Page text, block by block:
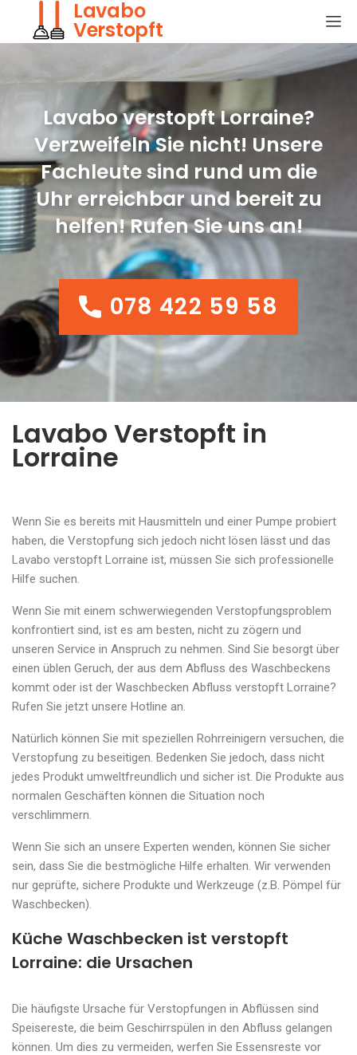
Lavabo
Verstopft
Lavabo verstopft Lorraine?
Verzweifeln Sie nicht! Unsere
Fachleute sind rund um die
Uhr erreichbar und bereit zu
helfen! Rufen Sie uns an!
078 422 59 58
078 422 59 58
Lavabo Verstopft in
Lorraine
Wenn Sie es bereits mit Hausmitteln und einer Pumpe probiert
haben, die Verstopfung sich jedoch nicht lösen lässt und das
Lavabo verstopft Lorraine ist, müssen Sie sich professionelle
Hilfe suchen.
Wenn Sie mit einem schwerwiegenden Verstopfungsproblem
konfrontiert sind, ist es am besten, nicht zu zögern und
unseren Service in Anspruch zu nehmen. Sind Sie besorgt über
einen üblen Geruch, der aus dem Abfluss des Waschbeckens
kommt oder ist der Waschbecken Abfluss verstopft Lorraine?
Rufen Sie jetzt unsere Hotline an.
Natürlich können Sie mit speziellen Rohrreinigern versuchen, die
Verstopfung zu beseitigen. Bedenken Sie jedoch, dass nicht
jedes Produkt umweltfreundlich und sicher ist. Die Produkte aus
normalen Geschäften können die Situation noch
verschlimmern.
Wenn Sie sich an unsere Experten wenden, können Sie sicher
sein, dass Sie die bestmögliche Hilfe erhalten. Wir verwenden
nur geprüfte, sichere Produkte und Werkzeuge (z.B. Pömpel für
Waschbecken).
Küche Waschbecken ist verstopft
Lorraine: die Ursachen
Die häufigste Ursache für Verstopfungen in Abflüssen sind
Speisereste, die beim Geschirrspülen in den Abfluss gelangen
können. Um dies zu vermeiden, werfen Sie Essensreste vor